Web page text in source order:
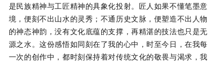
是民族精神与工匠精神的具象化投射。匠人如果不懂笔墨意
境，便刻不出山水的灵秀；不通历史文脉，便塑造不出人物
的神态神韵，没有文化底蕴的支撑，再精湛的技法也只是无
源之水。这份感悟如同刻在了我的心中，时至今日，在我每
一次的创作中，都时刻保持着对传统文化的敬畏与渴求，我